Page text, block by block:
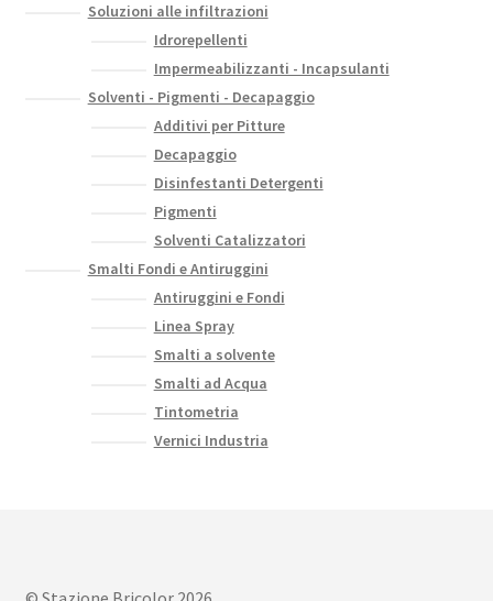
Soluzioni alle infiltrazioni
Idrorepellenti
Impermeabilizzanti - Incapsulanti
Solventi - Pigmenti - Decapaggio
Additivi per Pitture
Decapaggio
Disinfestanti Detergenti
Pigmenti
Solventi Catalizzatori
Smalti Fondi e Antiruggini
Antiruggini e Fondi
Linea Spray
Smalti a solvente
Smalti ad Acqua
Tintometria
Vernici Industria